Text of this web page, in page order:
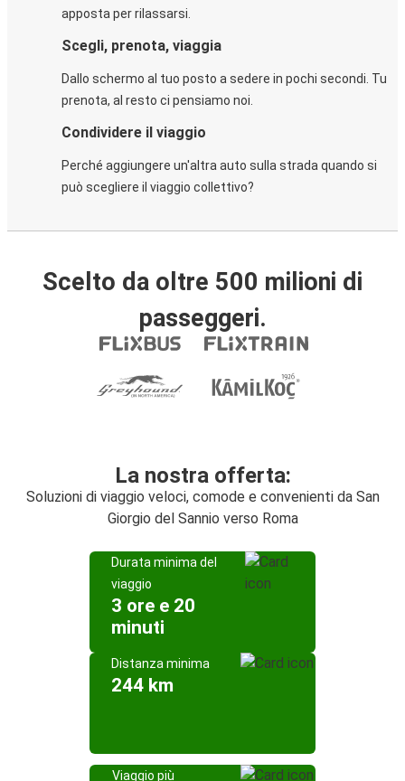
apposta per rilassarsi.
Scegli, prenota, viaggia
Dallo schermo al tuo posto a sedere in pochi secondi. Tu
prenota, al resto ci pensiamo noi.
Condividere il viaggio
Perché aggiungere un'altra auto sulla strada quando si
può scegliere il viaggio collettivo?
Scelto da oltre 500 milioni di
passeggeri.
La nostra offerta:
Soluzioni di viaggio veloci, comode e convenienti da San
Giorgio del Sannio verso Roma
Durata minima del
viaggio
3 ore e 20
minuti
Distanza minima
244 km
Viaggio più